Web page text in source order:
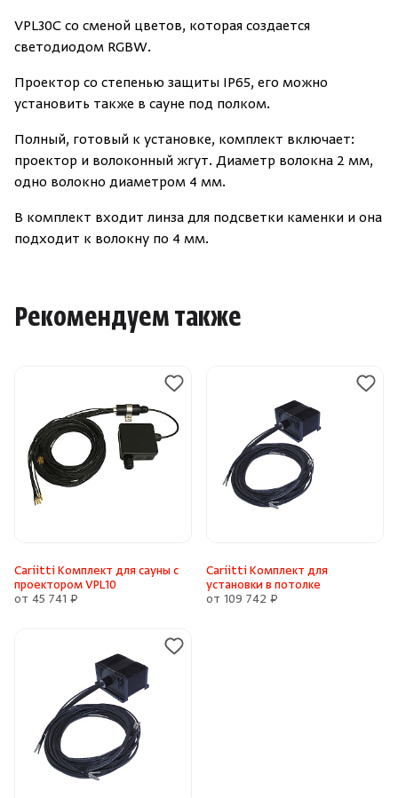
VPL30C со сменой цветов, которая создается
светодиодом RGBW.
Проектор со степенью защиты IP65, его можно
установить также в сауне под полком.
Полный, готовый к установке, комплект включает:
проектор и волоконный жгут. Диаметр волокна 2 мм,
одно волокно диаметром 4 мм.
В комплект входит линза для подсветки каменки и она
подходит к волокну по 4 мм.
Рекомендуем также
Cariitti Комплект для сауны с
проектором VPL10
от 45 741 ₽
Cariitti Комплект для
установки в потолке
от 109 742 ₽